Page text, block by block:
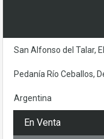
San Alfonso del Talar,
Pedanía Río Ceballos,
Argentina
En Venta